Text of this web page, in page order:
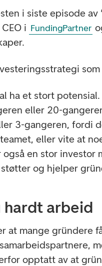
i siste episode
i FundingPartner
ha et stort
eller 20-
3-gangeren, fordi
eller vite at
også en stor
og hjelper
hardt arbeid
at mange gründere
opptatt av at